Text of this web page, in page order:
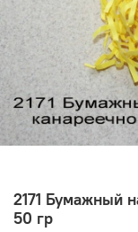
2171 Бумажный
50 гр